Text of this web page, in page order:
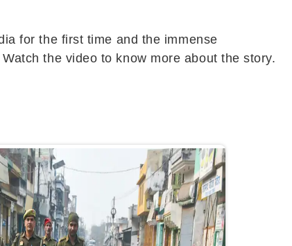
for the first time and the immense
the video to know more about the story.